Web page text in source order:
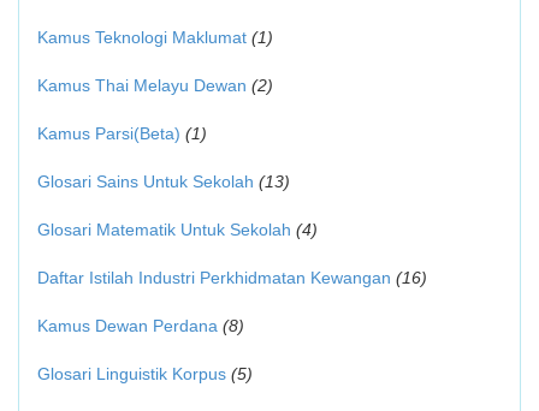
Kamus Teknologi Maklumat (1)
Kamus Thai Melayu Dewan (2)
Kamus Parsi(Beta) (1)
Glosari Sains Untuk Sekolah (13)
Glosari Matematik Untuk Sekolah (4)
Daftar Istilah Industri Perkhidmatan Kewangan (16)
Kamus Dewan Perdana (8)
Glosari Linguistik Korpus (5)